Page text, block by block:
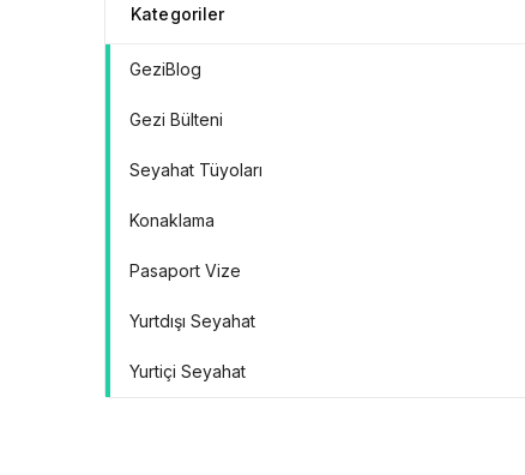
Kategoriler
GeziBlog
Gezi Bülteni
Seyahat Tüyoları
Konaklama
Pasaport Vize
Yurtdışı Seyahat
Yurtiçi Seyahat